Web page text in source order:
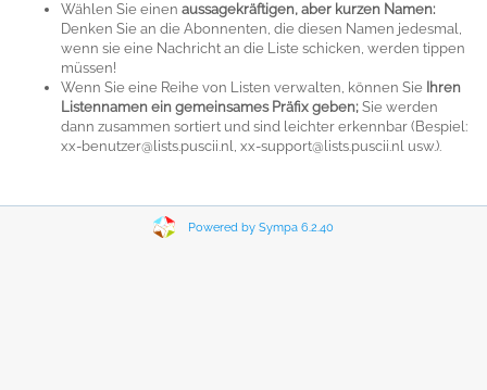
Wählen Sie einen aussagekräftigen, aber kurzen Namen:
Denken Sie an die Abonnenten, die diesen Namen jedesmal,
wenn sie eine Nachricht an die Liste schicken, werden tippen
müssen!
Wenn Sie eine Reihe von Listen verwalten, können Sie Ihren
Listennamen ein gemeinsames Präfix geben; Sie werden
dann zusammen sortiert und sind leichter erkennbar (Bespiel:
xx-benutzer@lists.puscii.nl, xx-support@lists.puscii.nl usw.).
Powered by Sympa 6.2.40